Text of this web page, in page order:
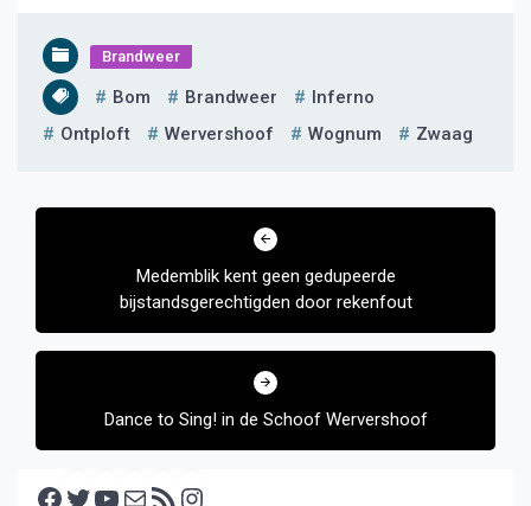
Brandweer
Bom Brandweer
Inferno
Ontploft
Wervershoof Wognum Zwaag
Bericht
Medemblik kent geen gedupeerde
bijstandsgerechtigden door rekenfout
Dance to Sing! in de Schoof Wervershoof
Facebook Twitter YouTube E-mail RSS feed